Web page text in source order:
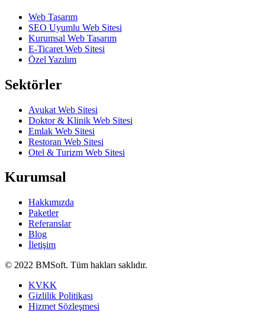
Web Tasarım
SEO Uyumlu Web Sitesi
Kurumsal Web Tasarım
E-Ticaret Web Sitesi
Özel Yazılım
Sektörler
Avukat Web Sitesi
Doktor & Klinik Web Sitesi
Emlak Web Sitesi
Restoran Web Sitesi
Otel & Turizm Web Sitesi
Kurumsal
Hakkımızda
Paketler
Referanslar
Blog
İletişim
© 2022 BMSoft. Tüm hakları saklıdır.
KVKK
Gizlilik Politikası
Hizmet Sözleşmesi